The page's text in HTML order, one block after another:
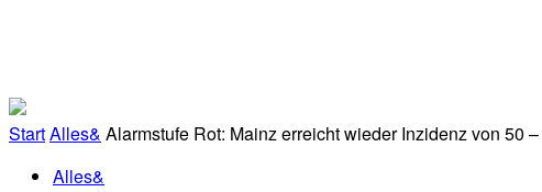
StartAlles& Alarmstufe Rot: Mainz erreicht wieder Inzidenz von 50
Alles&